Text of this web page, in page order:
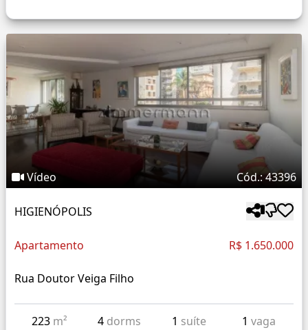
Vídeo Cód.: 43396
HIGIENÓPOLIS
Apartamento R$ 1.650.000
Rua Doutor Veiga Filho
223 m² 4 dorms 1 suíte 1 vaga